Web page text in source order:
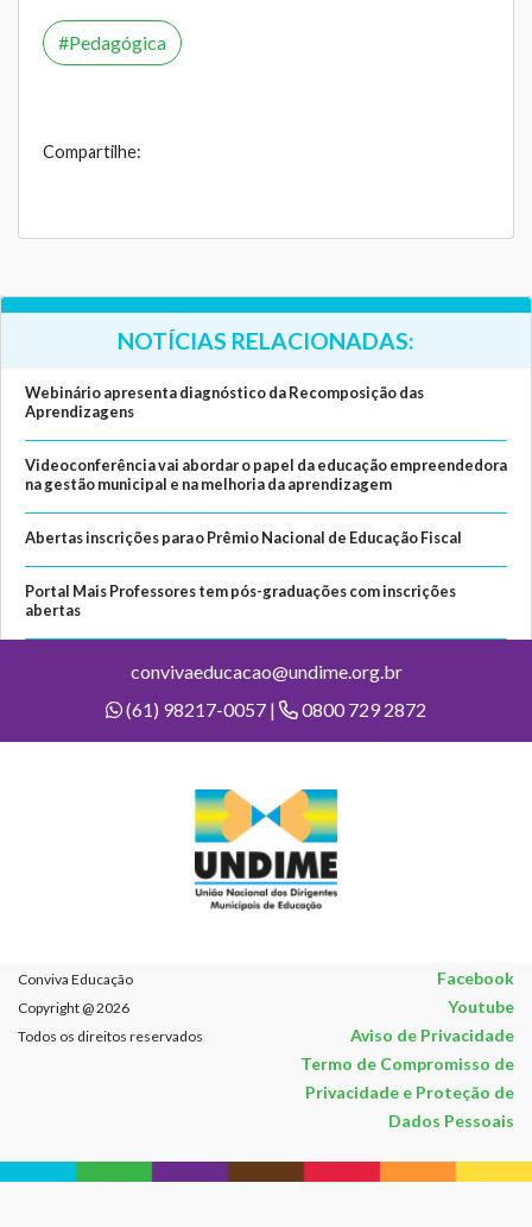
Pedagógica
Compartilhe:
NOTÍCIAS RELACIONADAS:
Webinário apresenta diagnóstico da Recomposição das
Aprendizagens
Videoconferência vai abordar o papel da educação empreendedora
na gestão municipal e na melhoria da aprendizagem
Abertas inscrições para o Prêmio Nacional de Educação Fiscal
Portal Mais Professores tem pós-graduações com inscrições
abertas
convivaeducacao@undime.org.br
(61) 98217-0057 |
0800 729 2872
Conviva Educação Facebook
Copyright @ 2026 Youtube
Todos os direitos reservados
Aviso de Privacidade
Termo de Compromisso de
Privacidade e Proteção de
Dados Pessoais